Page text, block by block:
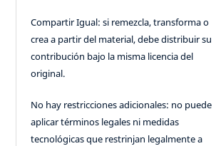
Compartir Igual: si remezcla, transforma o
crea a partir del material, debe distribuir su
contribución bajo la misma licencia del
original.
No hay restricciones adicionales: no puede
aplicar términos legales ni medidas
tecnológicas que restrinjan legalmente a